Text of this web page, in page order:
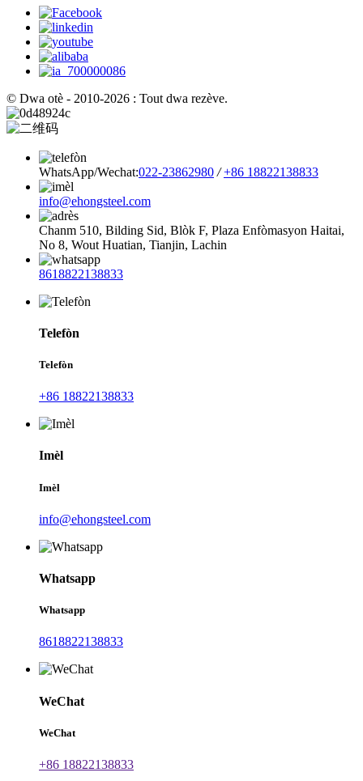
© Dwa otè - 2010-2026 : Tout dwa rezève.
WhatsApp/Wechat:022-23862980 / +86 18822138833
info@ehongsteel.com
Chanm 510, Bilding Sid, Blòk F, Plaza Enfòmasyon Haitai,
No 8, Wout Huatian, Tianjin, Lachin
8618822138833
Telefòn
Telefòn
+86 18822138833
Imèl
Imèl
info@ehongsteel.com
Whatsapp
Whatsapp
8618822138833
WeChat
WeChat
+86 18822138833